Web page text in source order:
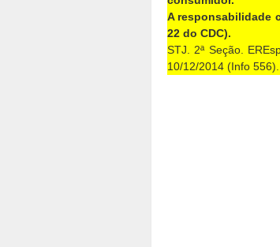
A responsabilidade
22 do CDC).
STJ. 2ª Seção.
10/12/2014 (Info 556).